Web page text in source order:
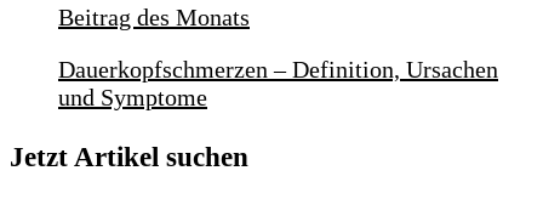
Beitrag des Monats
Dauerkopfschmerzen – Definition, Ursachen
und Symptome
Jetzt Artikel suchen